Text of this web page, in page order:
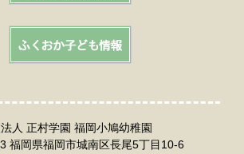
人 正村学園 福岡小鳩幼稚園
福岡県福岡市城南区長尾5丁目10-6